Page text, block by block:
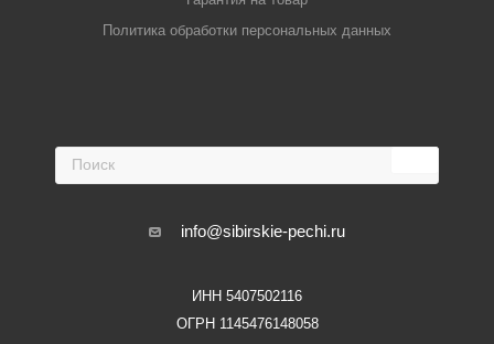
Политика обработки персональных данных
info@sibirskie-pechi.ru
ИНН 5407502116
ОГРН 1145476148058